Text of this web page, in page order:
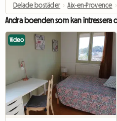
Delade bostäder › Aix-en-Provence ›
Andra boenden som kan intressera
Video